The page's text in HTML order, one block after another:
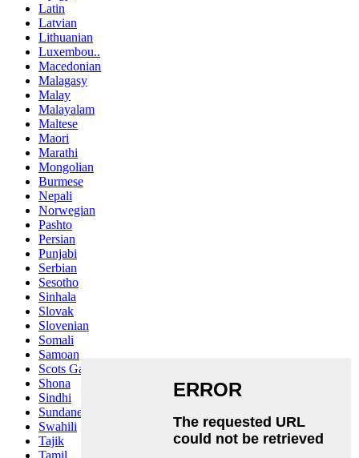
Latin
Latvian
Lithuanian
Luxembou..
Macedonian
Malagasy
Malay
Malayalam
Maltese
Maori
Marathi
Mongolian
Burmese
Nepali
Norwegian
Pashto
Persian
Punjabi
Serbian
Sesotho
Sinhala
Slovak
Slovenian
Somali
Samoan
Scots Gaelic
Shona
Sindhi
Sundanese
Swahili
Tajik